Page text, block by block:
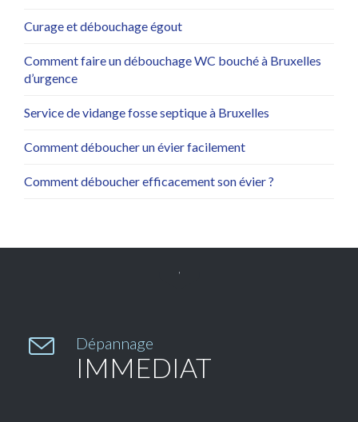
Curage et débouchage égout
Comment faire un débouchage WC bouché à Bruxelles
d’urgence
Service de vidange fosse septique à Bruxelles
Comment déboucher un évier facilement
Comment déboucher efficacement son évier ?
 Dépannage
IMMEDIAT